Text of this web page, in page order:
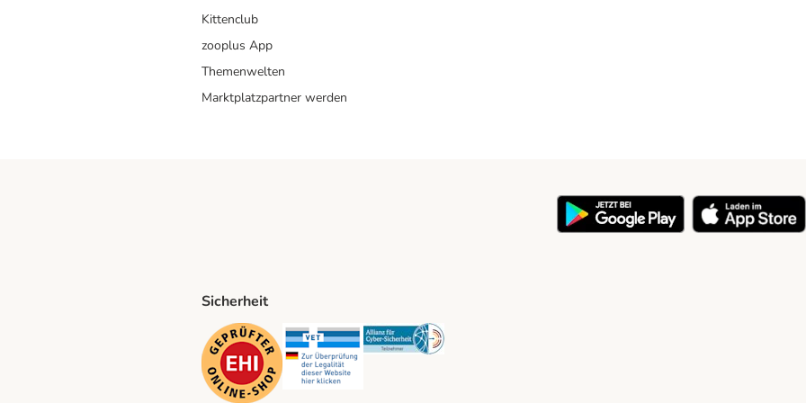
Kittenclub
zooplus App
Themenwelten
Marktplatzpartner werden
Method
Sicherheit
Security Security Security